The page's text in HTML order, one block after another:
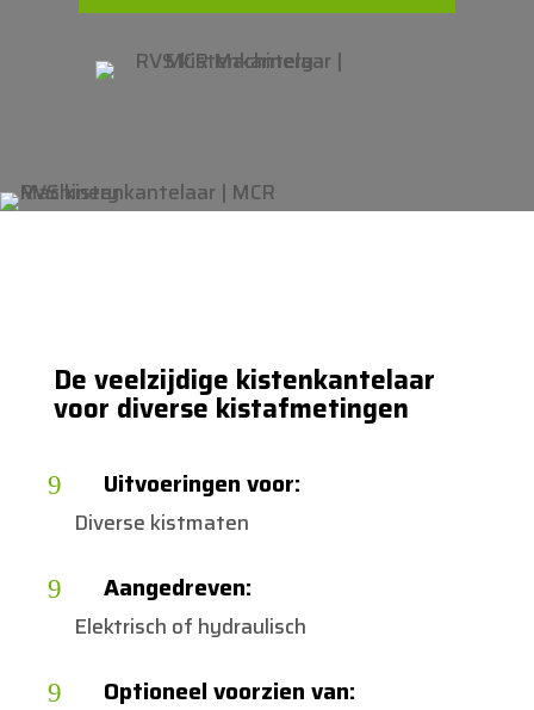
De veelzijdige kistenkantelaar
voor diverse kistafmetingen
9 Uitvoeringen voor:
Diverse kistmaten
9 Aangedreven:
Elektrisch of hydraulisch
9 Optioneel voorzien van: